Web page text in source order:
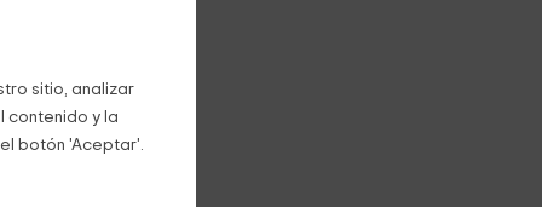
sitio, analizar
contenido y la
botón 'Aceptar'.